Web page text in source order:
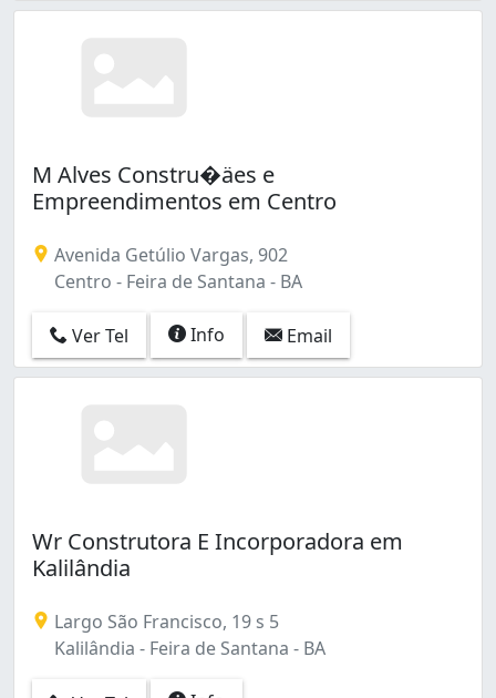
M Alves Constru�äes e
Empreendimentos em Centro
Avenida Getúlio Vargas, 902
Centro - Feira de Santana - BA
Ver Tel Info Email
Wr Construtora E Incorporadora em
Kalilândia
Largo São Francisco, 19 s 5
Kalilândia - Feira de Santana - BA